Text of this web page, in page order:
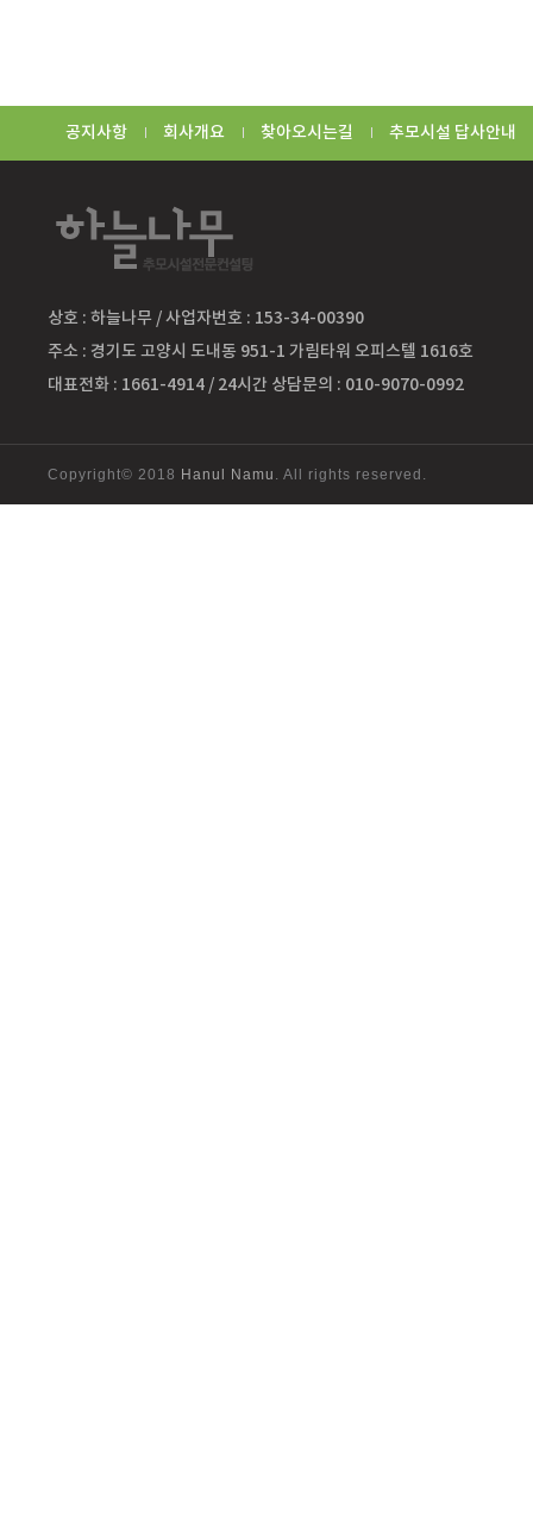
공지사항 회사개요 찾아오시는길 추모시설 답사안내
상호 : 하늘나무 / 사업자번호 : 153-34-00390
주소 : 경기도 고양시 도내동 951-1 가림타워 오피스텔 1616호
대표전화 : 1661-4914 / 24시간 상담문의 : 010-9070-0992
Copyright© 2018 Hanul Namu . All rights reserved.